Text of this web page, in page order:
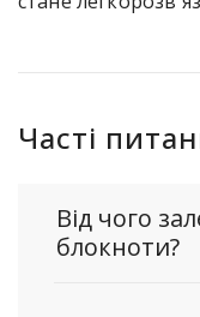
Часті
Від чого
блокноти?